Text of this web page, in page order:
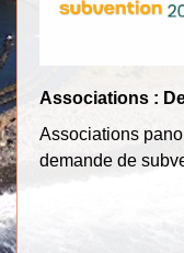
Associations :
Associations
demande de